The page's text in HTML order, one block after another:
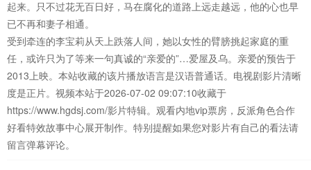
起来。只不过花无百日好，马在腐化的道路上远走越远，他的心也早
已不再和妻子相通。
受到牵连的李宝莉从天上跌落人间，她以女性的臂膀挑起家庭的重
任，或许只为了等来一句真诚的“亲爱的”…爱屋及乌。亲爱的预告于
2013上映。本站收藏的该片播放语言是汉语普通话。电视剧影片清晰
度是正片。视频本站于2026-07-02 09:07:10收藏于
https://www.hgdsj.com/影片特辑。观看内地vip票房，反派角色合作
好看特效故事中心展开制作。特别提醒如果您对影片有自己的看法请
留言弹幕评论。